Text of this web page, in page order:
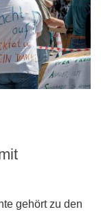
gehört zu den